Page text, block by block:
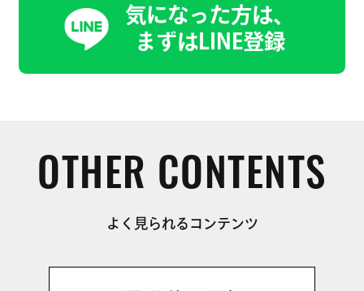
気になった方は、
まずはLINE登録
OTHER CONTENTS
よく見られるコンテンツ